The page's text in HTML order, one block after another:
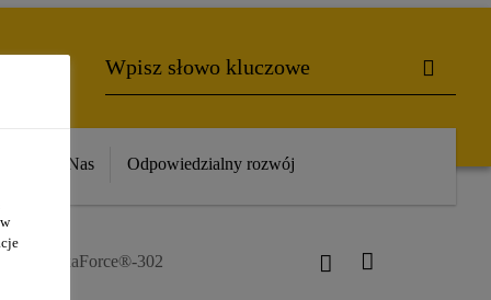
O Nas Odpowiedzialny rozwój
SikaForce®-302